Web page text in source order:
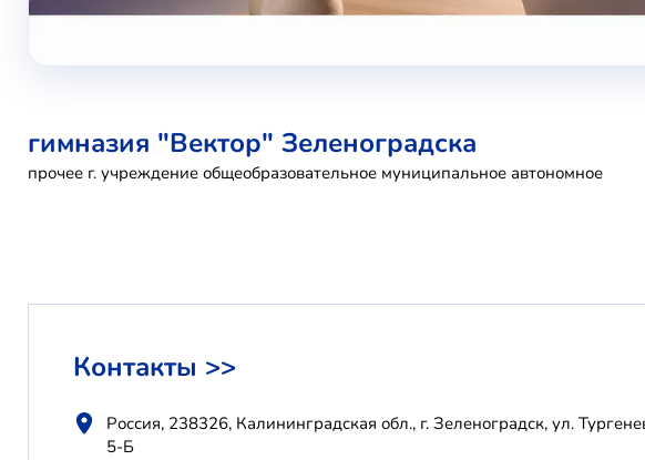
гимназия "Вектор" Зеленоградска
прочее г. учреждение общеобразовательное муниципальное автономное
Контакты >>
Россия, 238326, Калининградская обл., г. Зеленоградск, ул.
5-Б